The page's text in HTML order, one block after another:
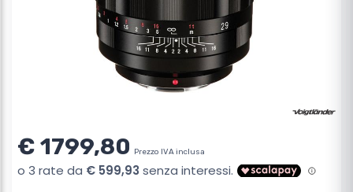
€ 1799,80 Prezzo IVA inclusa